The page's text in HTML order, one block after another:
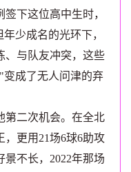
下这位高中生时，
少成名的光环下，
与队友冲突，这些
成了无人问津的弃
二次机会。在全北
更用21场6球6助攻
不长，2022年那场